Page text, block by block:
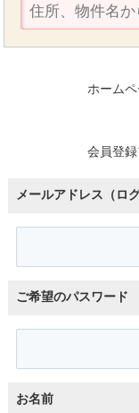
ホーム
会員登録
メールアドレス（ロ
ご希望のパスワード
お名前